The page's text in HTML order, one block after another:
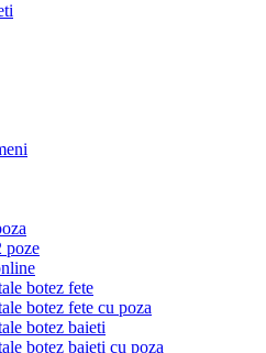
poze
botez fete
botez fete cu poza
botez baieti
botez baieti cu poza